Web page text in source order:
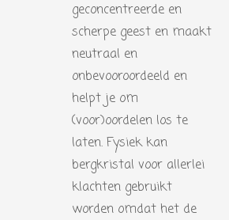
geconcentreerde en
scherpe geest en maakt
neutraal en
onbevooroordeeld en
helpt je om
(voor)oordelen los te
laten. Fysiek kan
bergkristal voor allerlei
klachten gebruikt
worden omdat het de